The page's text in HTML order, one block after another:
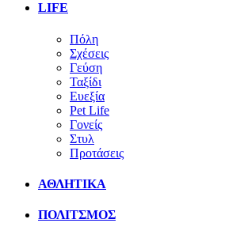
LIFE
Πόλη
Σχέσεις
Γεύση
Ταξίδι
Ευεξία
Pet Life
Γονείς
Στυλ
Προτάσεις
ΑΘΛΗΤΙΚΑ
ΠΟΛΙΤΣΜΟΣ